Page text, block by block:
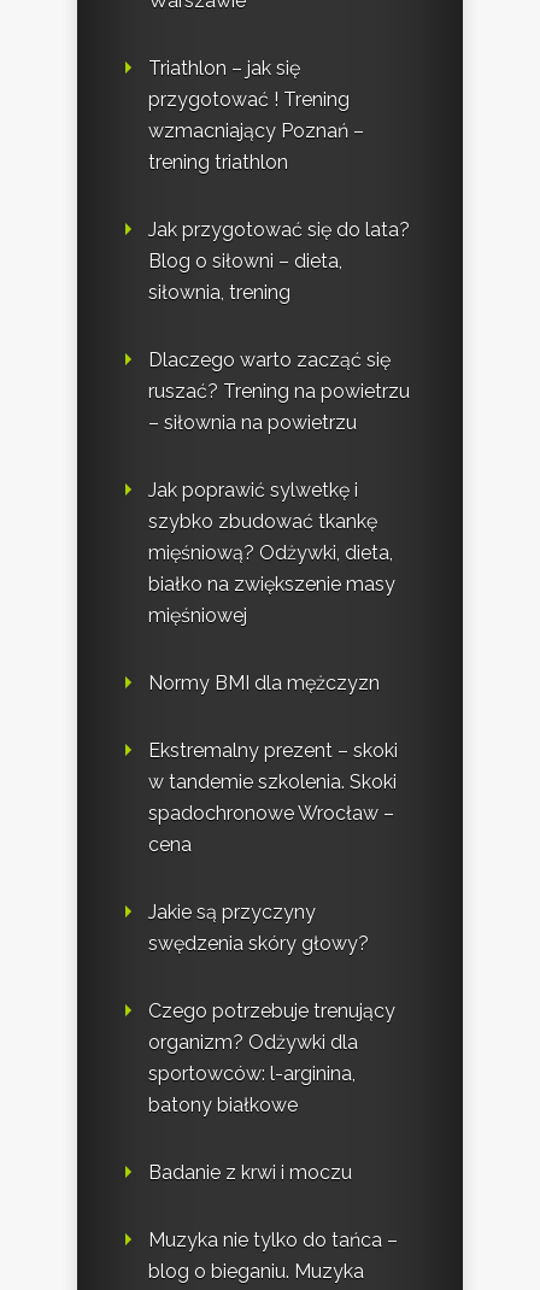
Triathlon – jak się
przygotować ! Trening
wzmacniający Poznań –
trening triathlon
Jak przygotować się do lata?
Blog o siłowni – dieta,
siłownia, trening
Dlaczego warto zacząć się
ruszać? Trening na powietrzu
– siłownia na powietrzu
Jak poprawić sylwetkę i
szybko zbudować tkankę
mięśniową? Odżywki, dieta,
białko na zwiększenie masy
mięśniowej
Normy BMI dla mężczyzn
Ekstremalny prezent – skoki
w tandemie szkolenia. Skoki
spadochronowe Wrocław –
cena
Jakie są przyczyny
swędzenia skóry głowy?
Czego potrzebuje trenujący
organizm? Odżywki dla
sportowców: l-arginina,
batony białkowe
Badanie z krwi i moczu
Muzyka nie tylko do tańca –
blog o bieganiu. Muzyka